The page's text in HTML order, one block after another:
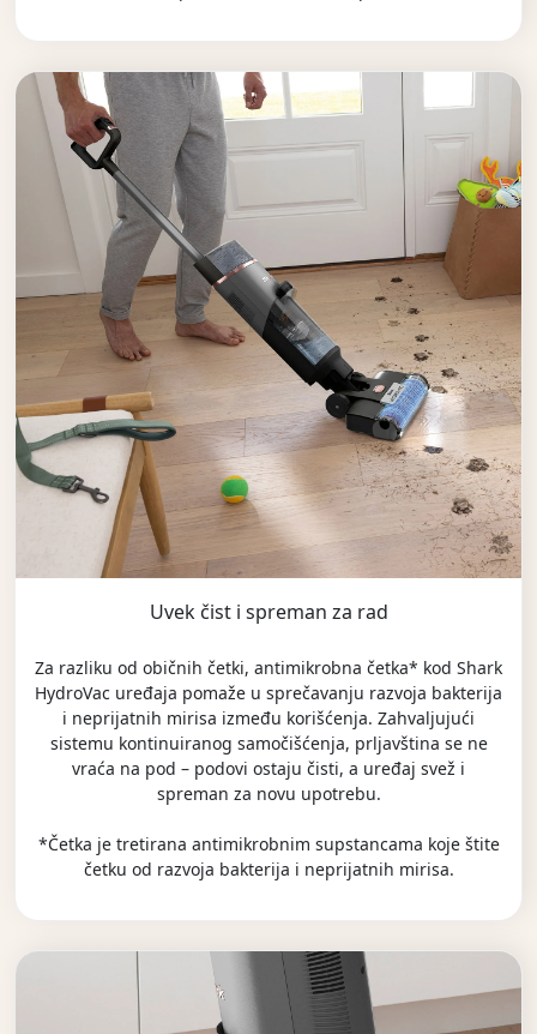
Uvek čist i spreman za rad
Za razliku od običnih četki, antimikrobna četka* kod Shark
HydroVac uređaja pomaže u sprečavanju razvoja bakterija
i neprijatnih mirisa između korišćenja. Zahvaljujući
sistemu kontinuiranog samočišćenja, prljavština se ne
vraća na pod – podovi ostaju čisti, a uređaj svež i
spreman za novu upotrebu.
*Četka je tretirana antimikrobnim supstancama koje štite
četku od razvoja bakterija i neprijatnih mirisa.